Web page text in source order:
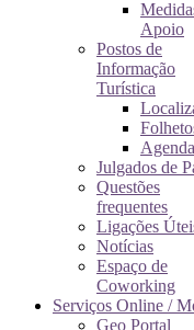
Apoio
Postos de
Informação
Turística
Julgados de
Questões
frequentes
Ligações
Notícias
Espaço de
Coworking
Serviços Online /
Geo Portal